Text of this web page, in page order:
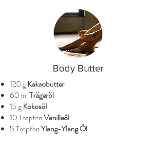
Body Butter
120 gKakaobutter
60 mlTrägeröl
15 gKokosöl
10 TropfenVanilleöl
5 TropfenYlang-Ylang Öl